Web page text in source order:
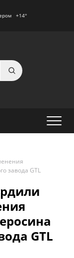
+14°
завода GTL
GTL